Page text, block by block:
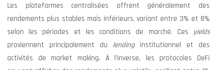
Les plateformes centralisées offrent généralement des
rendements plus stables mais inférieurs, variant entre 3% et 8%
selon les périodes et les conditions de marché. Ces
yields
proviennent principalement du lending institutionnel et des
activités de market making. À l’inverse, les protocoles DeFi